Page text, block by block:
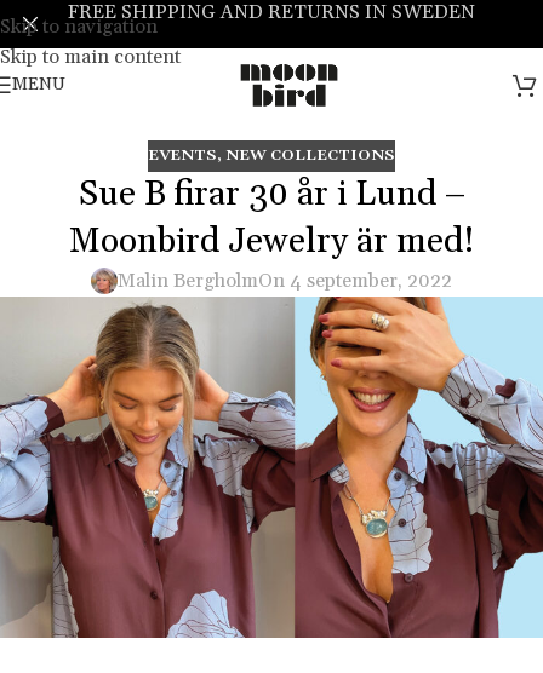
Skip to navigation
Skip to main content
FREE SHIPPING AND RETURNS IN SWEDEN
MENU
EVENTS, NEW COLLECTIONS
Sue B firar 30 år i Lund –
Moonbird Jewelry är med!
Malin BergholmOn 4 september, 2022